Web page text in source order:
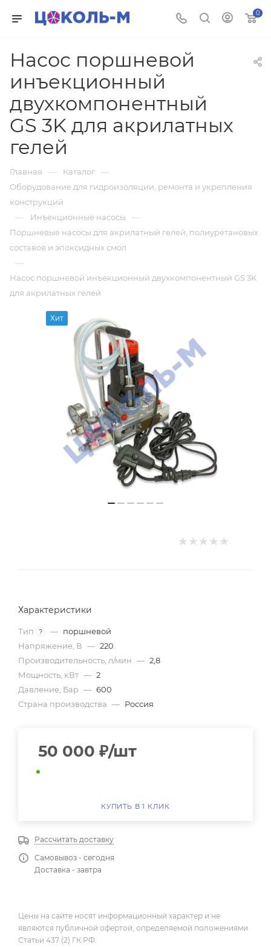
0
Насос поршневой
инъекционный
двухкомпонентный
GS 3K для акрилатных
гелей
Главная — Каталог —
Оборудование для гидроизоляции, ремонта и укрепления
конструкций
— Инъекционные насосы —
Поршневые насосы для акрилатный гелей, полиуретановых
составов и эпоксидных смол
—
Насос поршневой инъекционный двухкомпонентный GS 3K
для акрилатных гелей
Хит
Характеристики
Тип ? — поршневой
Напряжение, В — 220
Производительность, л/мин — 2,8
Мощность, кВт — 2
Давление, Бар — 600
Страна производства — Россия
50 000 ₽/шт
КУПИТЬ В 1 КЛИК
Рассчитать доставку
Самовывоз - сегодня
Доставка - завтра
Цены на сайте носят информационный характер и не
являются публичной офертой, определяемой положениями
Статьи 437 (2) ГК РФ.